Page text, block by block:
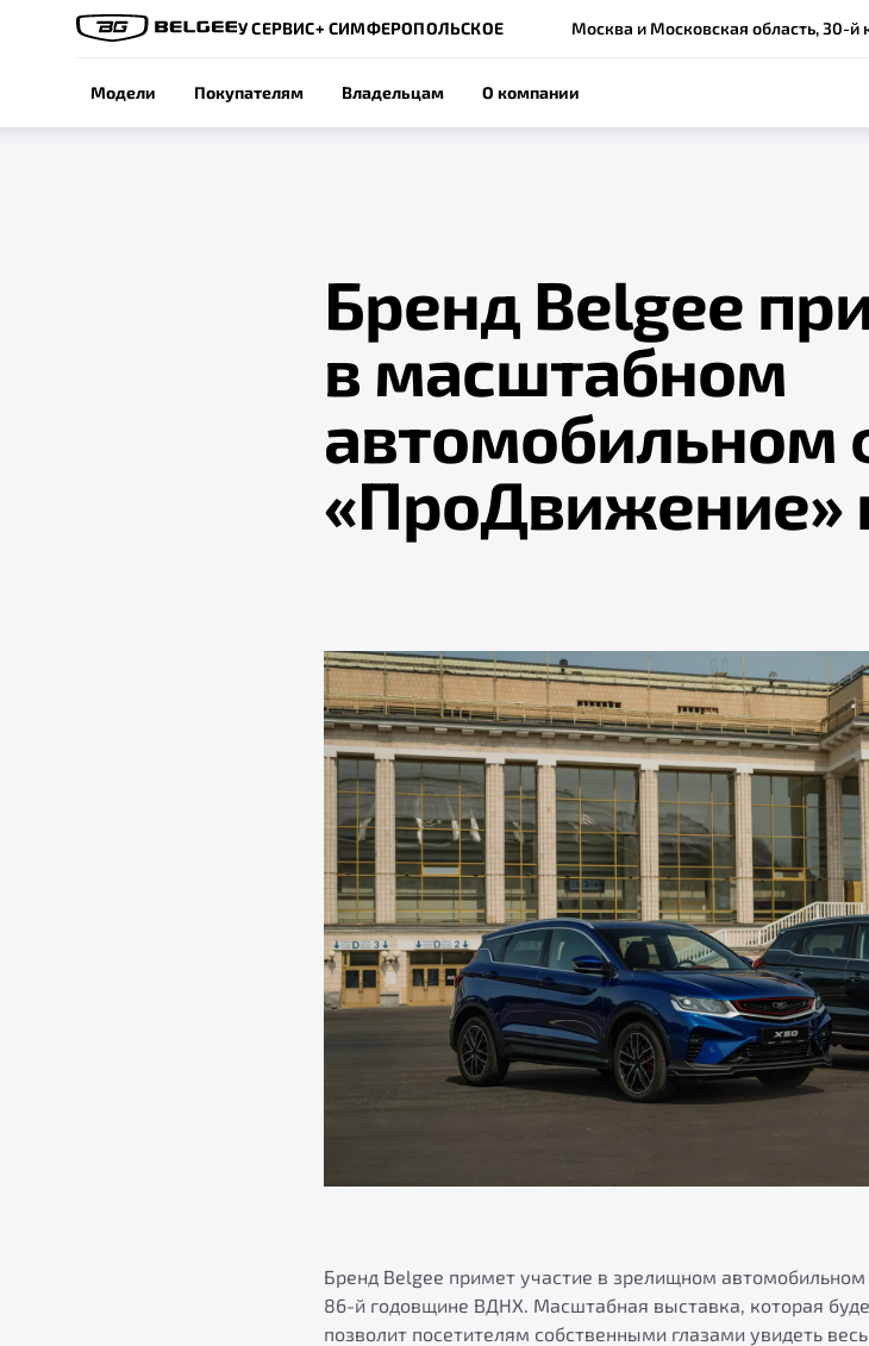
У СЕРВИС+ СИМФЕРОПОЛЬСКОЕ Москва и Московская область, 30-
Модели Покупателям Владельцам О компании
Бренд Belgee
в масштабном
автомобильном
«ПроДвижение»
Бренд Belgee примет участие в зрелищном
86-й годовщине ВДНХ. Масштабная выставка, которая
позволит посетителям собственными глазами увидеть